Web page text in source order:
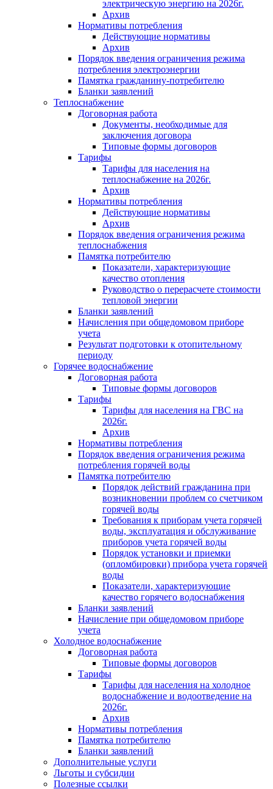
электрическую энергию на 2026г.
Архив
Нормативы потребления
Действующие нормативы
Архив
Порядок введения ограничения режима
потребления электроэнергии
Памятка гражданину-потребителю
Бланки заявлений
Теплоснабжение
Договорная работа
Документы, необходимые для
заключения договора
Типовые формы договоров
Тарифы
Тарифы для населения на
теплоснабжение на 2026г.
Архив
Нормативы потребления
Действующие нормативы
Архив
Порядок введения ограничения режима
теплоснабжения
Памятка потребителю
Показатели, характеризующие
качество отопления
Руководство о перерасчете стоимости
тепловой энергии
Бланки заявлений
Начисления при общедомовом приборе
учета
Результат подготовки к отопительному
периоду
Горячее водоснабжение
Договорная работа
Типовые формы договоров
Тарифы
Тарифы для населения на ГВС на
2026г.
Архив
Нормативы потребления
Порядок введения ограничения режима
потребления горячей воды
Памятка потребителю
Порядок действий гражданина при
возникновении проблем со счетчиком
горячей воды
Требования к приборам учета горячей
воды, эксплуатация и обслуживание
приборов учета горячей воды
Порядок установки и приемки
(опломбировки) прибора учета горячей
воды
Показатели, характеризующие
качество горячего водоснабжения
Бланки заявлений
Начисление при общедомовом приборе
учета
Холодное водоснабжение
Договорная работа
Типовые формы договоров
Тарифы
Тарифы для населения на холодное
водоснабжение и водоотведение на
2026г.
Архив
Нормативы потребления
Памятка потребителю
Бланки заявлений
Дополнительные услуги
Льготы и субсидии
Полезные ссылки